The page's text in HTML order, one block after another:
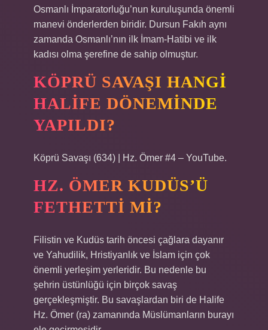
Osmanlı İmparatorluğu’nun kuruluşunda önemli
manevi önderlerden biridir. Dursun Fakıh aynı
zamanda Osmanlı’nın ilk İmam-Hatibi ve ilk
kadısı olma şerefine de sahip olmuştur.
KÖPRÜ SAVAŞI HANGI
HALIFE DÖNEMINDE
YAPILDI?
Köprü Savaşı (634) | Hz. Ömer #4 – YouTube.
HZ. ÖMER KUDÜS’Ü
FETHETTI MI?
Filistin ve Kudüs tarih öncesi çağlara dayanır
ve Yahudilik, Hristiyanlık ve İslam için çok
önemli yerleşim yerleridir. Bu nedenle bu
şehrin üstünlüğü için birçok savaş
gerçekleşmiştir. Bu savaşlardan biri de Halife
Hz. Ömer (ra) zamanında Müslümanların burayı